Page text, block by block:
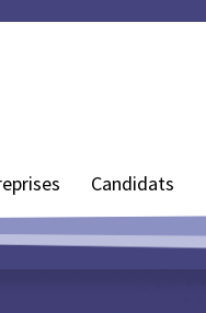
Candidats